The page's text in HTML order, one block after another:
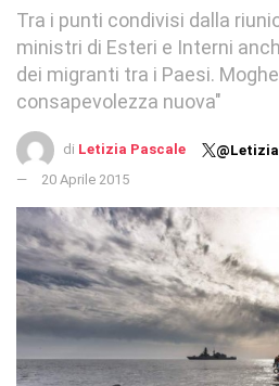
Tra i punti condivisi dalla
ministri di Esteri e Interni
dei migranti tra i Paesi.
consapevolezza nuova"
di Letizia Pascale
20 Aprile 2015